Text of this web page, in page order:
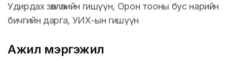
Удирдах зөвлөлийн гишүүн, Орон тооны бус нарийн
бичгийн дарга, УИХ-ын гишүүн
Ажил мэргэжил